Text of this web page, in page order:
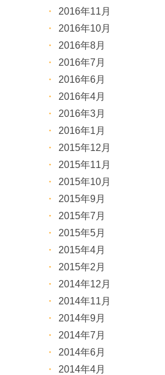
2016年11月
2016年10月
2016年8月
2016年7月
2016年6月
2016年4月
2016年3月
2016年1月
2015年12月
2015年11月
2015年10月
2015年9月
2015年7月
2015年5月
2015年4月
2015年2月
2014年12月
2014年11月
2014年9月
2014年7月
2014年6月
2014年4月